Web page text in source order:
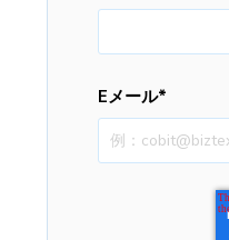
Eメール*